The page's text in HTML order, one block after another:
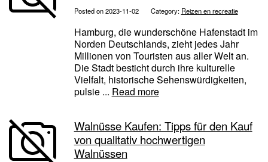
Posted on 2023-11-02 Category: Reizen en recreatie
Hamburg, die wunderschöne Hafenstadt im
Norden Deutschlands, zieht jedes Jahr
Millionen von Touristen aus aller Welt an.
Die Stadt besticht durch ihre kulturelle
Vielfalt, historische Sehenswürdigkeiten,
pulsie ... Read more
Walnüsse Kaufen: Tipps für den Kauf
von qualitativ hochwertigen
Walnüssen